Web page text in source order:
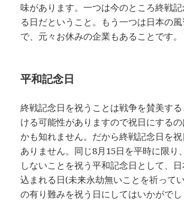
味があります。一つは今のところ終戦
る日だということ。もう一つは日本の
で、元々お休みの企業もあることです。
平和記念日
終戦記念日を祝うことは戦争を賛美す
ける可能性がありますので祝日にする
かも知れません。だから終戦記念日を
ありません。同じ8月15日を平時に限り
しないことを祝う平和記念日として、
込まれる日(未来永劫無いことを祈って
の有り難みを祝う日にしてはいかがでし